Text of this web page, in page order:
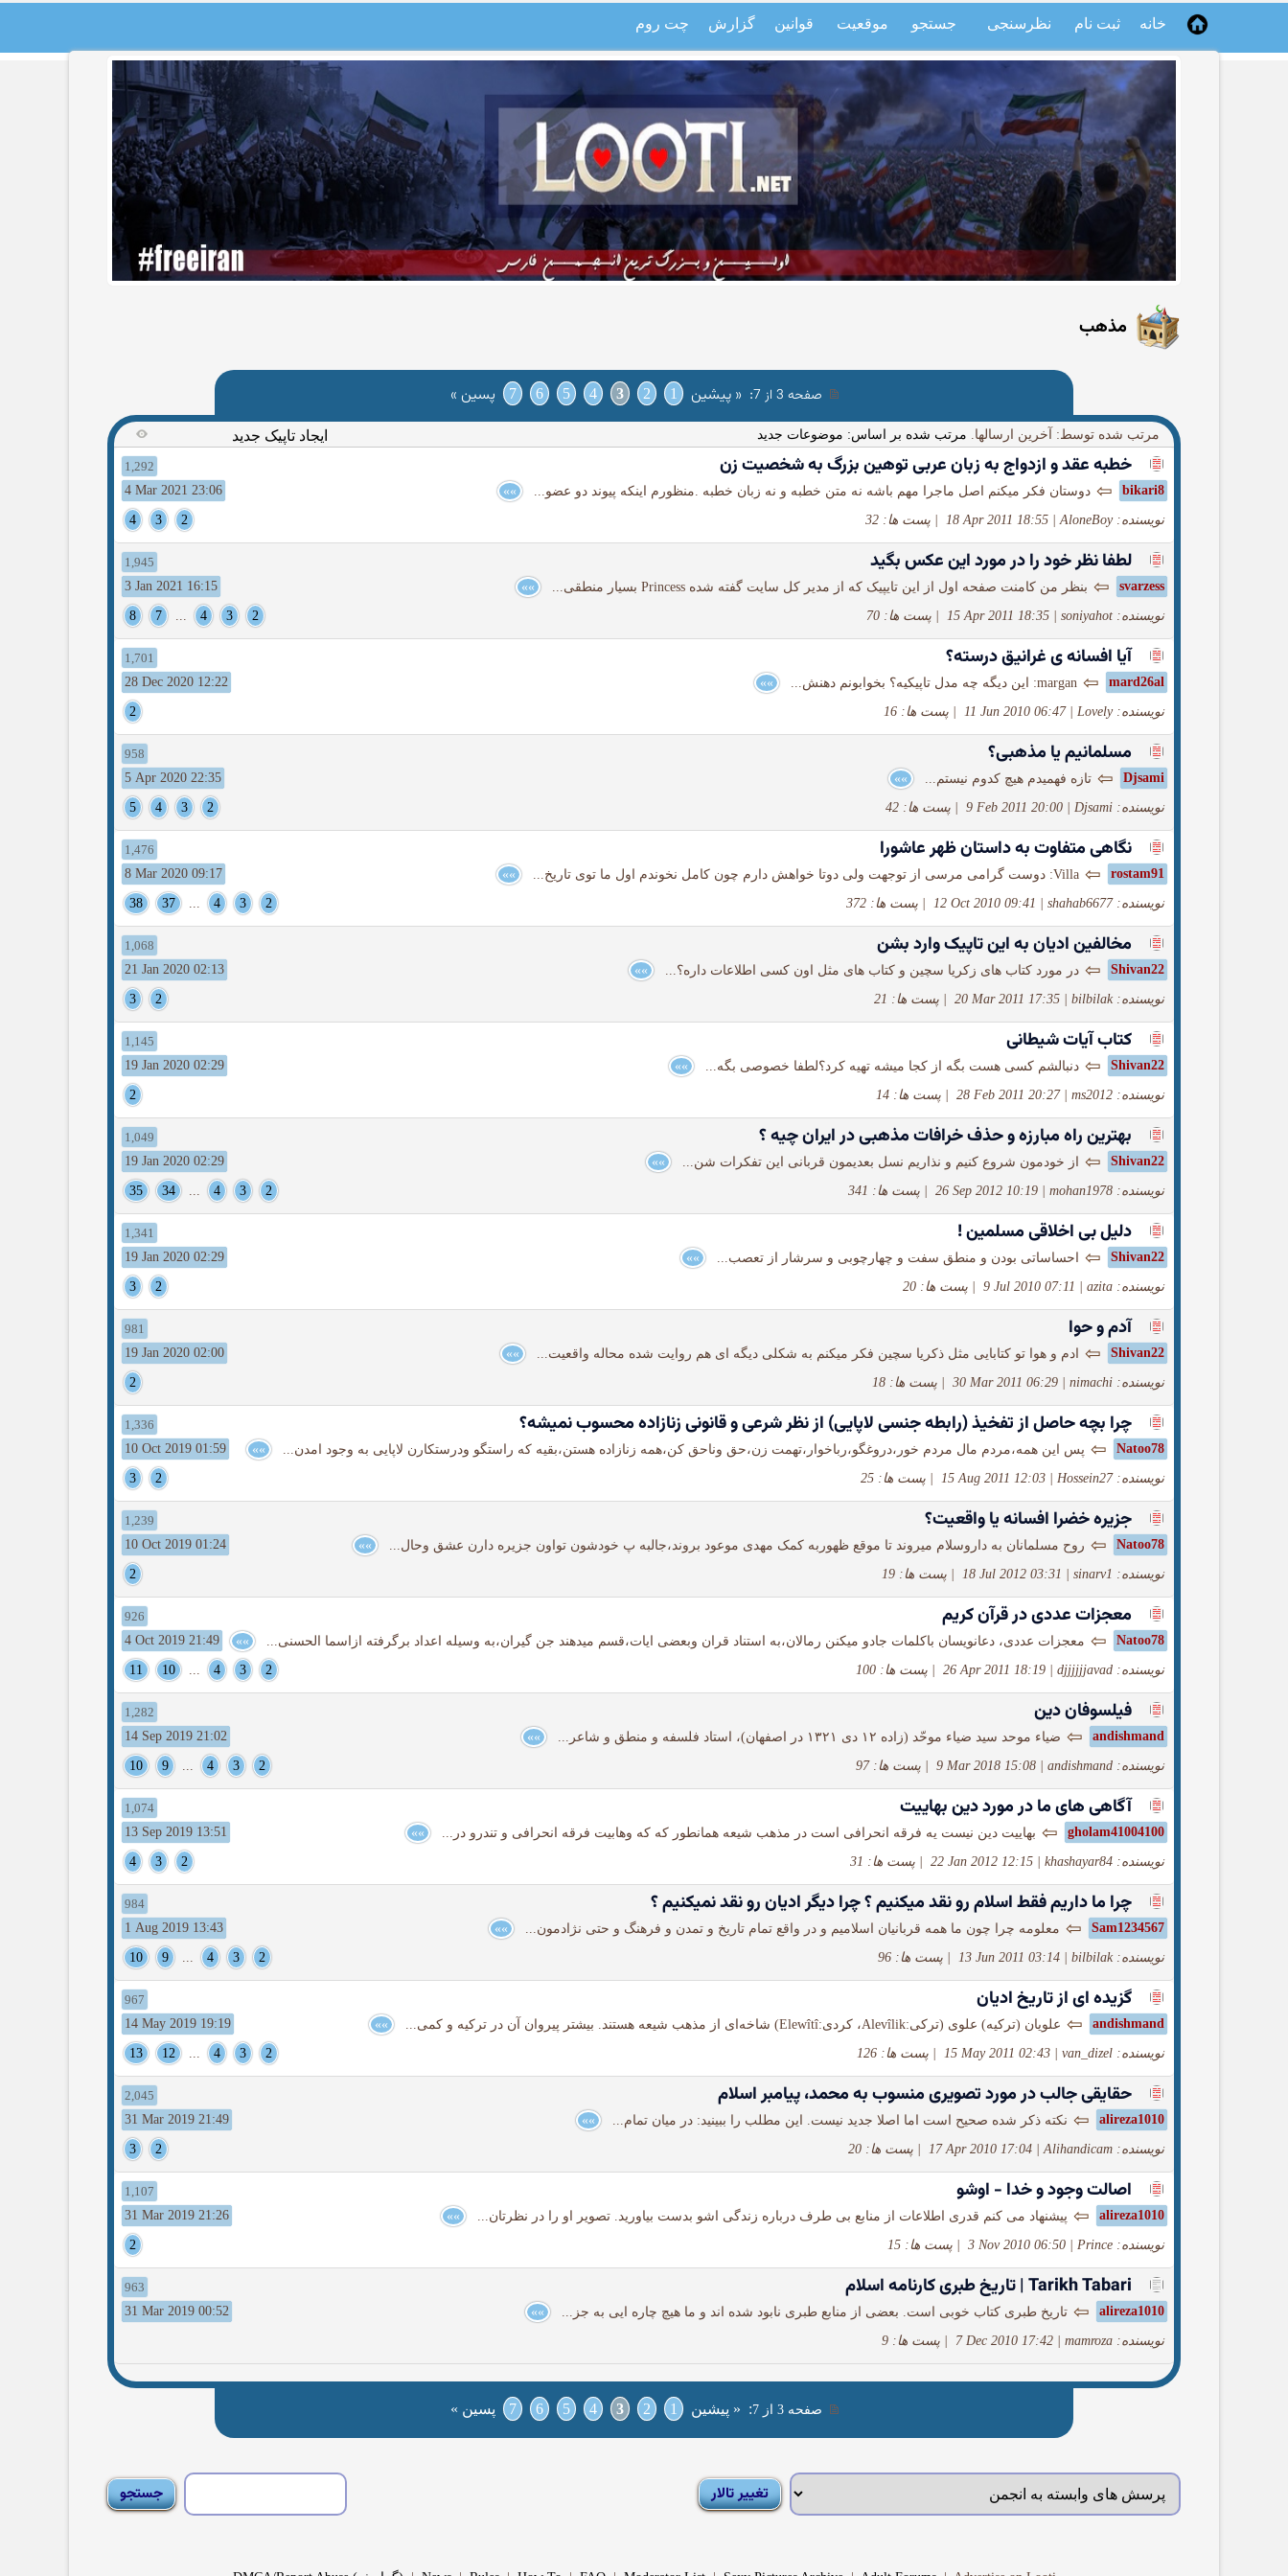
خانه ثبت نام نظرسنجی جستجو موقعیت قوانین گزارش چت روم
مذهب
صفحه 3 از 7 : « پیشین 1
2
3
4
5
6
7 پسین »
مرتب شده توسط: آخرین ارسالها. مرتب شده بر اساس: موضوعات جدید ایجاد تاپیک جدید
خطبه عقد و ازدواج به زبان عربی توهين بزرگ به شخصيت زن
1,292
bikari8
⇦ دوستان فکر میکنم اصل ماجرا مهم باشه نه متن خطبه و نه زبان خطبه .منظورم اینکه پیوند دو عضو... »»
4 Mar 2021 23:06
نویسنده: AloneBoy 18 Apr 2011 18:55 پست ها: 32 2
3
4
لطفا نظر خود را در مورد این عكس بگید
1,945
svarzess
⇦ بنظر من کامنت صفحه اول از این تایپیک که از مدیر کل سایت گفته شده Princess بسیار منطقی... »»
3 Jan 2021 16:15
نویسنده: soniyahot 15 Apr 2011 18:35 پست ها: 70 2
3
4
...
7
8
آيا افسانه ی غرانيق درسته؟
1,701
mard26al
⇦ margan: این دیگه چه مدل تاپیکیه؟ بخوابونم دهنش... »»
28 Dec 2020 12:22
نویسنده: Lovely 11 Jun 2010 06:47 پست ها: 16 2
مسلمانیم یا مذهبی؟
958
Djsami
⇦ تازه فهمیدم هیچ کدوم نیستم... »»
5 Apr 2020 22:35
نویسنده: Djsami 9 Feb 2011 20:00 پست ها: 42 2
3
4
5
نگاهی متفاوت به داستان ظهر عاشورا
1,476
rostam91
⇦ Villa: دوست گرامی مرسی از توجهت ولی دوتا خواهش دارم چون کامل نخوندم اول ما توی تاریخ... »»
8 Mar 2020 09:17
نویسنده: shahab6677 12 Oct 2010 09:41 پست ها: 372 2
3
4
...
37
38
مخالفین ادیان به این تاپیک وارد بشن
1,068
Shivan22
⇦ در مورد کتاب های زکریا سچین و کتاب های مثل اون کسی اطلاعات داره؟... »»
21 Jan 2020 02:13
نویسنده: bilbilak 20 Mar 2011 17:35 پست ها: 21 2
3
کتاب آیات شیطانی
1,145
Shivan22
⇦ دنبالشم کسی هست بگه از کجا میشه تهیه کرد؟لطفا خصوصی بگه... »»
19 Jan 2020 02:29
نویسنده: ms2012 28 Feb 2011 20:27 پست ها: 14 2
بهترین راه مبارزه و حذف خرافات مذهبی در ایران چیه ؟
1,049
Shivan22
⇦ از خودمون شروع کنیم و نذاریم نسل بعدیمون قربانی این تفکرات شن... »»
19 Jan 2020 02:29
نویسنده: mohan1978 26 Sep 2012 10:19 پست ها: 341 2
3
4
...
34
35
دلیل بی اخلاقی مسلمین !
1,341
Shivan22
⇦ احساساتی بودن و منطق سفت و چهارچوبی و سرشار از تعصب... »»
19 Jan 2020 02:29
نویسنده: azita 9 Jul 2010 07:11 پست ها: 20 2
3
آدم و حوا
981
Shivan22
⇦ ادم و هوا تو کتابایی مثل ذکریا سچین فکر میکنم به شکلی دیگه ای هم روایت شده محاله واقعیت... »»
19 Jan 2020 02:00
نویسنده: nimachi 30 Mar 2011 06:29 پست ها: 18 2
چرا بچه حاصل از تفخیذ (رابطه جنسی لاپایی) از نظر شرعی و قانونی زنازاده محسوب نمیشه؟
1,336
Natoo78
⇦ پس این همه،مردم مال مردم خور،دروغگو،رباخوار،تهمت زن،حق وناحق کن،همه زنازاده هستن،بقیه که راستگو ودرستکارن لاپایی به وجود امدن... »»
10 Oct 2019 01:59
نویسنده: Hossein27 15 Aug 2011 12:03 پست ها: 25 2
3
جزيره خضرا افسانه يا واقعيت؟
1,239
Natoo78
⇦ روح مسلمانان به داروسلام میروند تا موقع ظهوربه کمک مهدی موعود بروند،جالبه پ خودشون تواون جزیره دارن عشق وحال... »»
10 Oct 2019 01:24
نویسنده: sinarv1 18 Jul 2012 03:31 پست ها: 19 2
معجزات عددی در قرآن کریم
926
Natoo78
⇦ معجزات عددی، دعانویسان باکلمات جادو میکنن رمالان،به استناد قران وبعضی ایات،قسم میدهند جن گیران،به وسیله اعداد برگرفته ازاسما الحسنی... »»
4 Oct 2019 21:49
نویسنده: djjjjjjavad 26 Apr 2011 18:19 پست ها: 100 2
3
4
...
10
11
فیلسوفان دین
1,282
andishmand
⇦ ضیاء موحد سید ضیاء موحّد (زاده ۱۲ دی ۱۳۲۱ در اصفهان)، استاد فلسفه و منطق و شاعر... »»
14 Sep 2019 21:02
نویسنده: andishmand 9 Mar 2018 15:08 پست ها: 97 2
3
4
...
9
10
آگاهی های ما در مورد دین بهاییت
1,074
gholam41004100
⇦ بهاییت دین نیست یه فرقه انحرافی است در مذهب شیعه همانطور که که وهابیت فرقه انحرافی و تندرو در... »»
13 Sep 2019 13:51
نویسنده: khashayar84 22 Jan 2012 12:15 پست ها: 31 2
3
4
چرا ما داریم فقط اسلام رو نقد میكنیم ؟ چرا دیگر ادیان رو نقد نمیكنیم ؟
984
Sam1234567
⇦ معلومه چرا چون ما همه قربانیان اسلامیم و در واقع تمام تاریخ و تمدن و فرهنگ و حتی نژادمون... »»
1 Aug 2019 13:43
نویسنده: bilbilak 13 Jun 2011 03:14 پست ها: 96 2
3
4
...
9
10
گزیده ای از تاریخ ادیان
967
andishmand
⇦ علویان (ترکیه) علوی (ترکی:Alevîlik، کردی:Elewîtî) شاخه‌ای از مذهب شیعه هستند. بیشتر پیروان آن در ترکیه و کمی... »»
14 May 2019 19:19
نویسنده: van_dizel 15 May 2011 02:43 پست ها: 126 2
3
4
...
12
13
حقایقی جالب در مورد تصویری منسوب به محمد، پیامبر اسلام
2,045
alireza1010
⇦ نکته ذکر شده صحیح است اما اصلا جدید نیست. این مطلب را ببینید: در میان تمام... »»
31 Mar 2019 21:49
نویسنده: Alihandicam 17 Apr 2010 17:04 پست ها: 20 2
3
اصالت وجود و خدا - اوشو
1,107
alireza1010
⇦ پیشنهاد می کنم قدری اطلاعات از منابع بی طرف درباره زندگی اشو بدست بیاورید. تصویر او را در نظرتان... »»
31 Mar 2019 21:26
نویسنده: Prince 3 Nov 2010 06:50 پست ها: 15 2
Tarikh Tabari | تاریخ طبری كارنامه اسلام
963
alireza1010
⇦ تاریخ طبری کتاب خوبی است. بعضی از منابع طبری نابود شده اند و ما هیچ چاره ایی به جز... »»
31 Mar 2019 00:52
نویسنده: mamroza 7 Dec 2010 17:42 پست ها: 9
صفحه 3 از 7 : « پیشین 1
2
3
4
5
6
7 پسین »